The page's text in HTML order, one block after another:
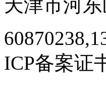
天津市河
ICP备案证